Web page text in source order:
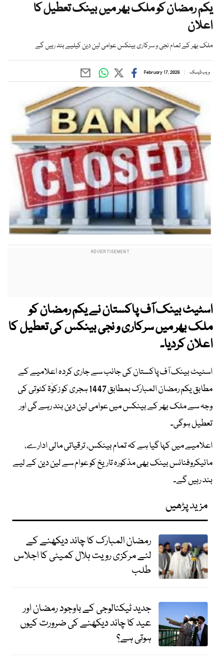
یکم رمضان کو ملک بھر میں بینک تعطیل کا
اعلان
ملک بھر کے تمام نجی و سرکاری بینکس عوامی لین دین کیلیے بند رہیں گے
ویب ڈیسک February 17, 2026
اسٹیٹ بینک آف پاکستان نے یکم رمضان کو
ملک بھر میں سرکاری و نجی بینکس کی تعطیل کا
اعلان کردیا۔
اسٹیٹ بینک آف پاکستان کی جانب سے جاری کردہ اعلامیے کے
مطابق یکم رمضان المبارک بمطابق 1447 ہجری کو زکوٰۃ کٹوتی کی
وجہ سے ملک بھر کے بینکس میں عوامی لین دین بند رہے گی اور
تعطیل ہوگی۔
اعلامیے میں کہا گیا ہے کہ تمام بینکس، ترقیاتی مالی ادارے،
مائیکروفنانس بینک بھی مذکورہ تاریخ کو عوام سے لین دین کے لیے
بند رہیں گے۔
مزید پڑھیں
رمضان المبارک کا چاند دیکھنے کے
لئے مرکزی رویت ہلال کمیٹی کا اجلاس
طلب
جدید ٹیکنالوجی کے باوجود رمضان اور
عید کا چاند دیکھنے کی ضرورت کیوں
ہوتی ہے؟